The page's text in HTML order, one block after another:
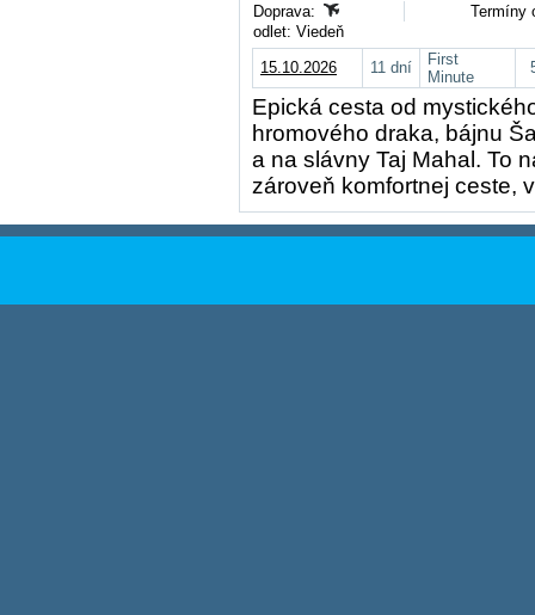
Doprava:
Termíny
odlet: Viedeň
15.10.2026
11 dní
First
Minute
Epická cesta od
hromového draka, bájnu
a na slávny Taj Mahal. To
zároveň komfortnej ceste,